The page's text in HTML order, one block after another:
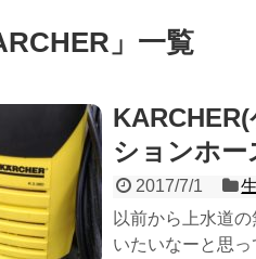
」 一覧
ションホー
2017/7/1
以前から上水道
いたいなーと思